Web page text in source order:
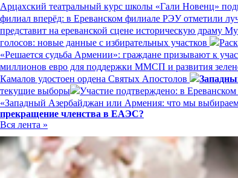
Арцахский театральный курс школы «Гали Новенц»
филиал вперёд: в Ереванском филиале РЭУ отметили
представит на ереванской сцене историческую драму
голосов: новые данные с избирательных участков
«Решается судьба Армении»: граждане призывают к
миллионов евро для поддержки ММСП и развития
Камалов удостоен ордена Святых Апостолов
текущие выборы
Участие подтверждено: в
«Западный Азербайджан или Армения: что мы
прекращение членства в ЕАЭС?
Вся лента »